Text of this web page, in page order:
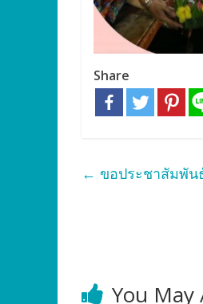
Share
← ขอประชาสัมพัน
You May